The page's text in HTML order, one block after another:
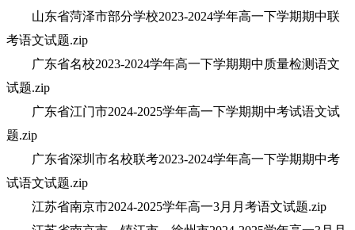
山东省菏泽市部分学校2023-2024学年高一下学期期中联
考语文试题.zip
广东省名校2023-2024学年高一下学期期中质量检测语文
试题.zip
广东省江门市2024-2025学年高一下学期期中考试语文试
题.zip
广东省深圳市名校联考2023-2024学年高一下学期期中考
试语文试题.zip
江苏省南京市2024-2025学年高一3月月考语文试题.zip